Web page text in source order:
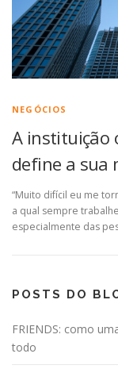
NEGÓCIOS
A instituição
define a sua
“Muito difícil eu me
a qual sempre
especialmente das
POSTS DO
FRIENDS: como
todo